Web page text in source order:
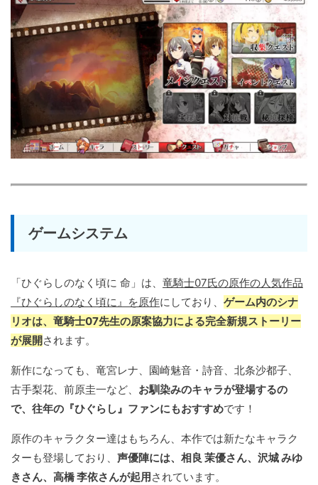
ゲームシステム
「ひぐらしのなく頃に 命」は、 竜騎士07氏の原作の人気作品
『ひぐらしのなく頃に』を原作にしており、 ゲーム内のシナ
リオは、竜騎士07先生の原案協力による完全新規ストーリー
が展開されます。
新作になっても、竜宮レナ、園崎魅音・詩音、北条沙都子、
古手梨花、前原圭一など、 お馴染みのキャラが登場するの
で、往年の『ひぐらし』ファンにもおすすめです！
原作のキャラクター達はもちろん、本作では新たなキャラク
ターも登場しており、 声優陣には、相良 茉優さん、沢城 みゆ
きさん、高橋 李依さんが起用されています。